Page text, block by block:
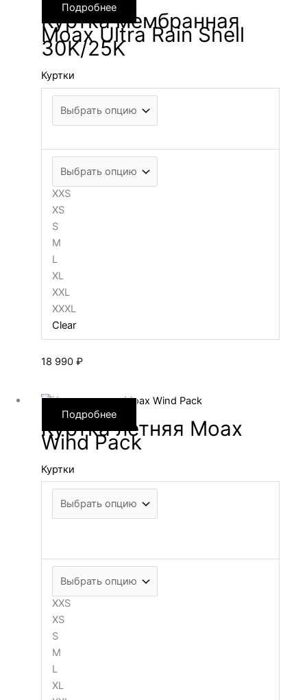
Подробнее
Куртка мембранная
Moax Ultra Rain Shell
30K/25K
Куртки
XXS
XS
S
M
L
XL
XXL
XXXL
Clear
18 990 ₽
Подробнее
Куртка летняя Moax
Wind Pack
Куртки
XXS
XS
S
M
L
XL